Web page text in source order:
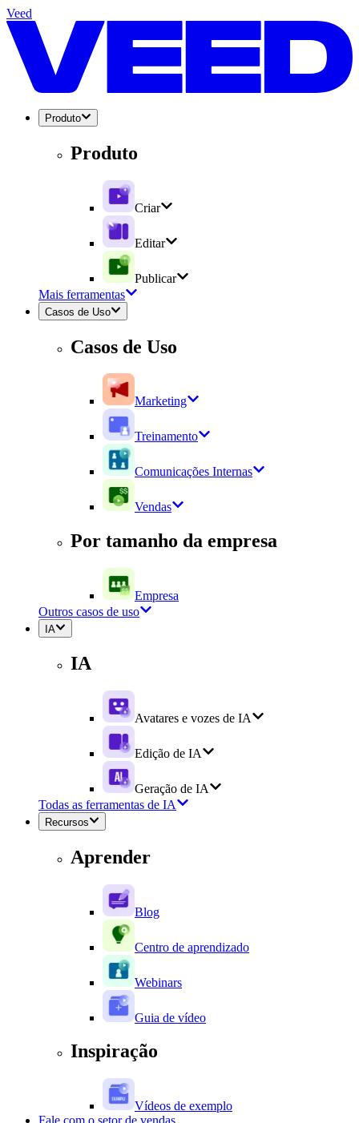
Veed
Produto
Produto
Criar
Editar
Publicar
Mais ferramentas
Casos de Uso
Casos de Uso
Marketing
Treinamento
Comunicações Internas
Vendas
Por tamanho da empresa
Empresa
Outros casos de uso
IA
IA
Avatares e vozes de IA
Edição de IA
Geração de IA
Todas as ferramentas de IA
Recursos
Aprender
Blog
Centro de aprendizado
Webinars
Guia de vídeo
Inspiração
Vídeos de exemplo